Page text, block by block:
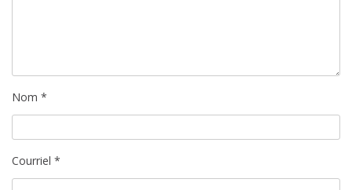
Nom *
Courriel *